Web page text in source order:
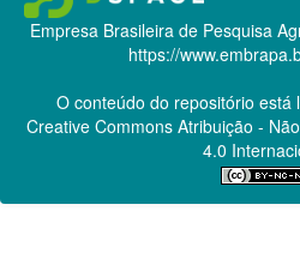
Empresa Brasileira de Pesquisa
https://
O conteúdo do repositório está
Creative CommonsAtribuição -
4.0